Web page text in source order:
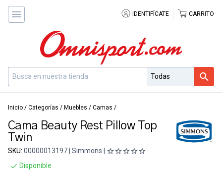
IDENTIFÍCATE CARRITO
Inicio / Categorías / Muebles / Camas /
Cama Beauty Rest Pillow Top
Twin
SKU: 00000013197 | Simmons |
Disponible